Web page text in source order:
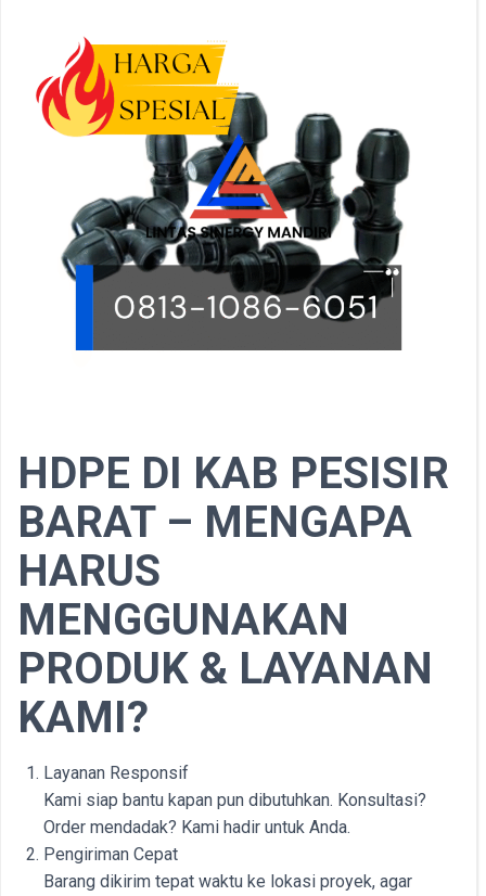
HDPE DI KAB PESISIR
BARAT – MENGAPA
HARUS
MENGGUNAKAN
PRODUK & LAYANAN
KAMI?
Layanan Responsif
Kami siap bantu kapan pun dibutuhkan. Konsultasi?
Order mendadak? Kami hadir untuk Anda.
Pengiriman Cepat
Barang dikirim tepat waktu ke lokasi proyek, agar